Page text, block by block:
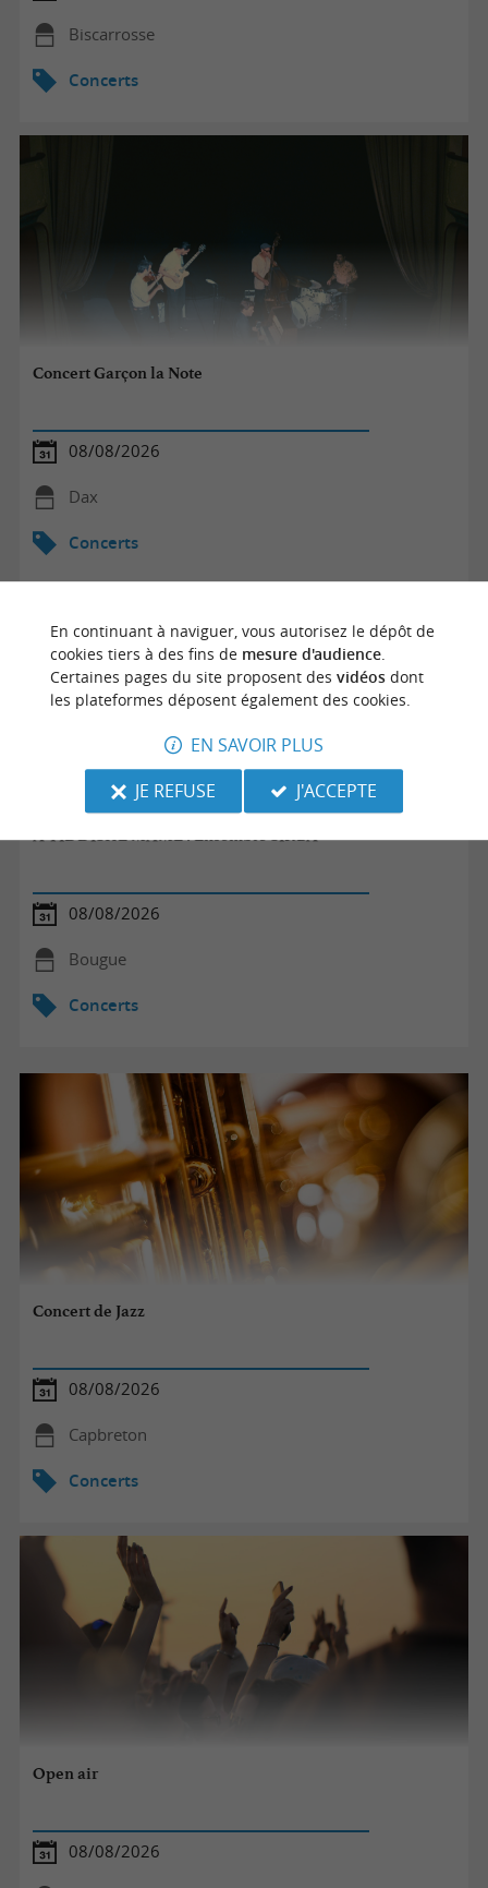
Biscarrosse
Concerts
Concert Garçon la Note
08/08/2026
Dax
Concerts
A YIDDISHE MAME ! Ensemble SIRBA
08/08/2026
Bougue
Concerts
Concert de Jazz
08/08/2026
Capbreton
Concerts
Open air
08/08/2026
En continuant à naviguer, vous autorisez le dépôt de
cookies tiers à des fins de mesure d'audience.
Certaines pages du site proposent des vidéosdont
les plateformes déposent également des cookies.
EN SAVOIR PLUS
JE REFUSE
J'ACCEPTE